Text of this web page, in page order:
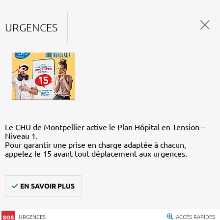
URGENCES
Le CHU de Montpellier active le Plan Hôpital en Tension –
Niveau 1.
Pour garantir une prise en charge adaptée à chacun,
appelez le 15 avant tout déplacement aux urgences.
EN SAVOIR PLUS
URGENCES ACCÈS RAPIDES